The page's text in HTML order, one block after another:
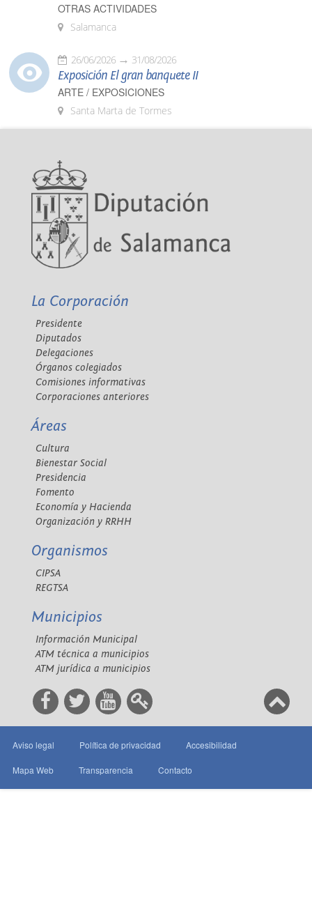
OTRAS ACTIVIDADES
Salamanca
26/06/2026 31/08/2026
Exposición El gran banquete II
ARTE / EXPOSICIONES
Santa Marta de Tormes
La Corporación
Presidente
Diputados
Delegaciones
Órganos colegiados
Comisiones informativas
Corporaciones anteriores
Áreas
Cultura
Bienestar Social
Presidencia
Fomento
Economía y Hacienda
Organización y RRHH
Organismos
CIPSA
REGTSA
Municipios
Información Municipal
ATM técnica a municipios
ATM jurídica a municipios
Aviso legal Política de privacidad Accesibilidad
Mapa Web Transparencia Contacto